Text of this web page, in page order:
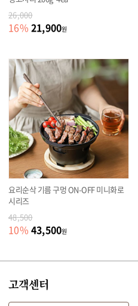
26,000
16% 21,900원
요리순삭 기름 구멍 ON-OFF 미니화로
시리즈
48,500
10% 43,500원
고객센터